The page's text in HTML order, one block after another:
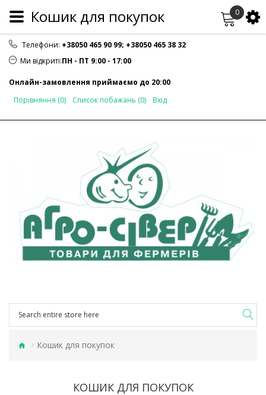
Телефони: +38050 465 90 99; +38050 465 38 32
Ми відкриті:ПН - ПТ 9:00 - 17:00
Онлайн-замовлення приймаємо до 20:00
Порівняння (0)
Список побажань (0) Вхід
0
Кошик для покупок
КОШИК ДЛЯ ПОКУПОК
Кошик для покупок